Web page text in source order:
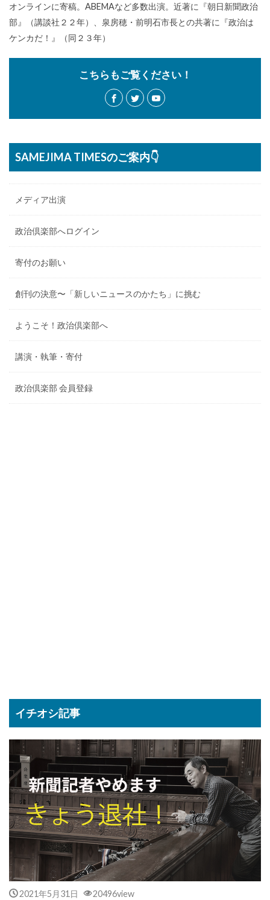
オンラインに寄稿。ABEMAなど多数出演。近著に『朝日新聞政治
部』（講談社２２年）、泉房穂・前明石市長との共著に『政治は
ケンカだ！』（同２３年）
こちらもご覧ください！
SAMEJIMA TIMESのご案内👇
メディア出演
政治倶楽部へログイン
寄付のお願い
創刊の決意〜「新しいニュースのかたち」に挑む
ようこそ！政治倶楽部へ
講演・執筆・寄付
政治倶楽部 会員登録
イチオシ記事
2021年5月31日 20496view